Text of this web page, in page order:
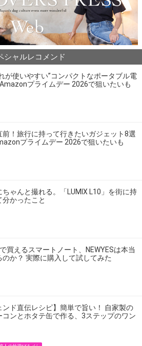
シャルレコメンド
が使いやすい”コンパクトなポータブル電
プライムデー 2026で狙いたいも
前！旅行に持って行きたいガジェット8選
プライムデー 2026で狙いたいも
ちゃんと撮れる。「LUMIX L10」を街に持
分かったこと
買えるスマートノート、NEWYESは本当
のか？ 実際に購入して試してみた
ンド直伝レシピ】簡単で旨い！ 自家製の
コンとホタテ缶で作る、3ステップのワン